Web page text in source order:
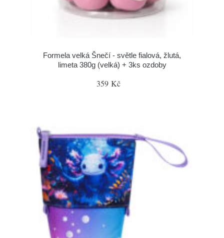
Formela velká Šnečí - světle fialová, žlutá,
limeta 380g (velká) + 3ks ozdoby
359 Kč